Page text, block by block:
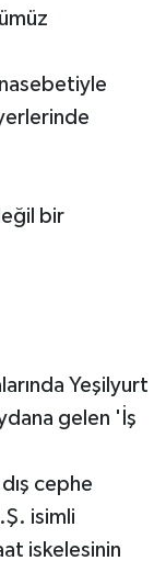
bir
Yeşilyurt
gelen 'İş
cephe
isimli
iskelesinin